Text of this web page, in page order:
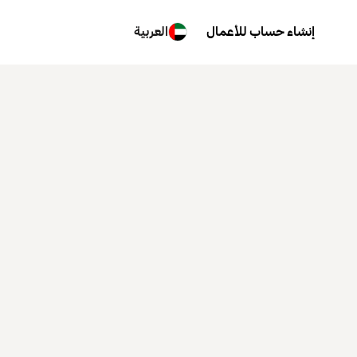
إنشاء حساب للأعمال العربية